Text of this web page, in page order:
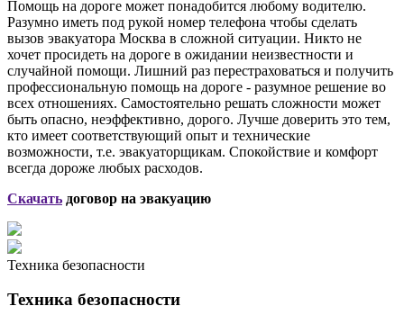
Помощь на дороге может понадобится любому водителю.
Разумно иметь под рукой номер телефона чтобы сделать
вызов эвакуатора Москва в сложной ситуации. Никто не
хочет просидеть на дороге в ожидании неизвестности и
случайной помощи. Лишний раз перестраховаться и получить
профессиональную помощь на дороге - разумное решение во
всех отношениях. Самостоятельно решать сложности может
быть опасно, неэффективно, дорого. Лучше доверить это тем,
кто имеет соответствующий опыт и технические
возможности, т.е. эвакуаторщикам. Спокойствие и комфорт
всегда дороже любых расходов.
Скачать договор на эвакуацию
Техника безопасности
Техника безопасности